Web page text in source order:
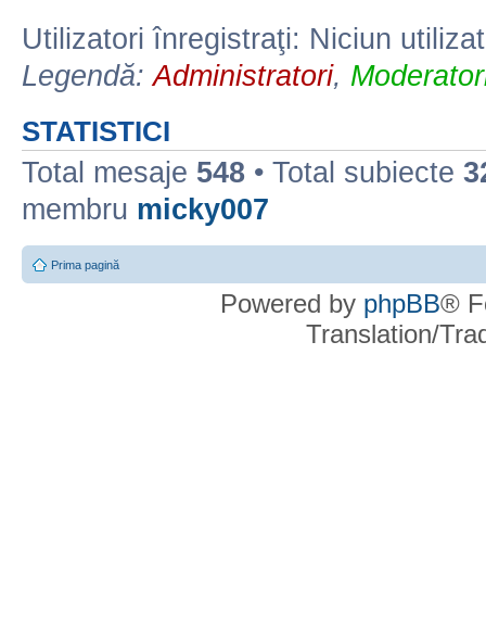
Utilizatori înregistraţi: Niciun
Legendă:Administratori,
STATISTICI
Total mesaje 548 • Total subiecte
membru micky007
Prima pagină
Powered by phpBB®
Translation/